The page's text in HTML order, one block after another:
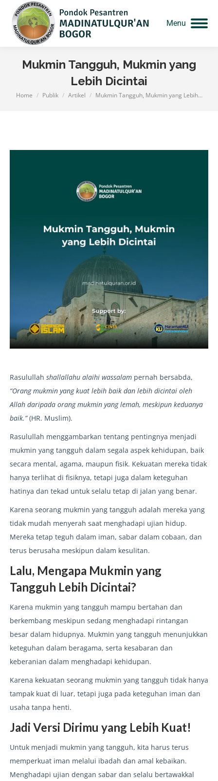
Menu
Mukmin Tangguh, Mukmin yang
Lebih Dicintai
You are here:
Home Publik Artikel Mukmin Tangguh, Mukmin yang Lebih…
Rasulullah shallallahu alaihi wassalam pernah bersabda,
“Orang mukmin yang kuat lebih baik dan lebih dicintai oleh
Allah daripada orang mukmin yang lemah, meskipun keduanya
baik.”(HR. Muslim).
Rasulullah menggambarkan tentang pentingnya menjadi
mukmin yang tangguh dalam segala aspek kehidupan, baik
secara mental, agama, maupun fisik. Kekuatan mereka tidak
hanya terlihat di fisiknya, tetapi juga dalam keteguhan
hatinya dan tekad untuk selalu tetap di jalan yang benar.
Karena seorang mukmin yang tangguh adalah mereka yang
tidak mudah menyerah saat menghadapi ujian hidup.
Mereka tetap teguh dalam iman, sabar dalam cobaan, dan
terus berusaha meskipun dalam kesulitan.
Lalu, Mengapa Mukmin yang
Tangguh Lebih Dicintai?
Karena mukmin yang tangguh mampu bertahan dan
berkembang meskipun sedang menghadapi rintangan
besar dalam hidupnya. Mukmin yang tangguh menunjukkan
keteguhan dalam beragama, serta kesabaran dan
keberanian dalam menghadapi kehidupan.
Karena kekuatan seorang mukmin yang tangguh tidak hanya
tampak kuat di luar, tetapi juga pada keteguhan iman dan
usaha tanpa henti.
Jadi Versi Dirimu yang Lebih Kuat!
Untuk menjadi mukmin yang tangguh, kita harus terus
memperkuat iman melalui ibadah dan amal kebaikan.
Menghadapi ujian dengan sabar dan selalu bertawakkal